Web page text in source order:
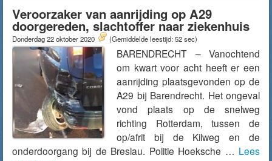
Veroorzaker van aanrijding op A29
doorgereden, slachtoffer naar ziekenhuis
Donderdag 22 oktober 2020 (Gemiddelde leestijd: 52 sec)
BARENDRECHT – Vanochtend
om kwart voor acht heeft er een
aanrijding plaatsgevonden op de
A29 bij Barendrecht. Het ongeval
vond plaats op de snelweg
richting Rotterdam, tussen de
op/afrit bij de Kilweg en de
onderdoorgang bij de Breslau. Politie Hoeksche … Lees